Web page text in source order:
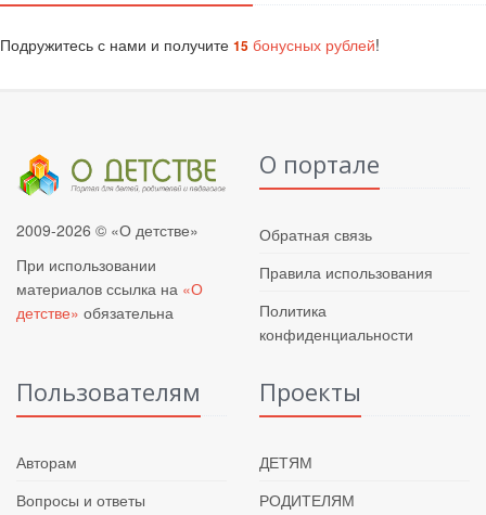
Подружитесь с нами и получите 15 бонусных рублей!
2009-2026 © «О детстве»
При использовании
материалов ссылка на «О
детстве» обязательна
О портале
Обратная связь
Правила использования
Политика
конфиденциальности
Пользователям
Авторам
Вопросы и ответы
Проекты
ДЕТЯМ
РОДИТЕЛЯМ